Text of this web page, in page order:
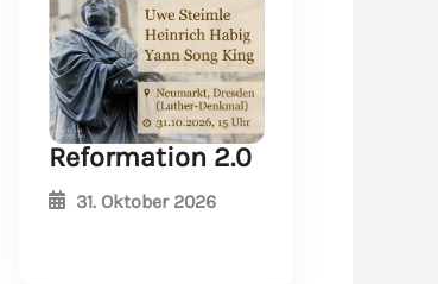
Reformation 2.0
31. Oktober 2026